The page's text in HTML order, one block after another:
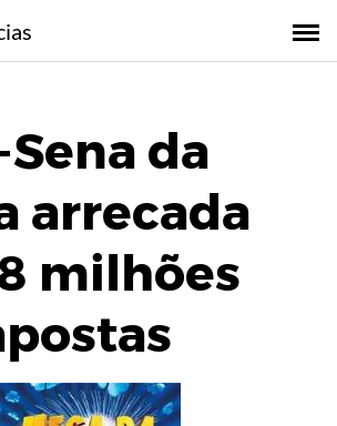
da
arrecada
milhões